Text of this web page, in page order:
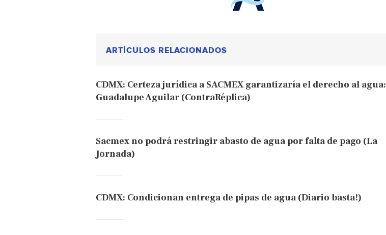
ARTÍCULOS RELACIONADOS
CDMX: Certeza jurídica a SACMEX garantizaría el derecho al agua:
Guadalupe Aguilar (ContraRéplica)
Sacmex no podrá restringir abasto de agua por falta de pago (La
Jornada)
CDMX: Condicionan entrega de pipas de agua (Diario basta!)